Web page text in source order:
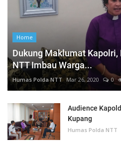
Home
Dukung Maklumat Kapolri,
NTT Imbau Warga...
Humas Polda NTT Mar 26, 2020 0
Audience
Kupang
Humas Polda NTT